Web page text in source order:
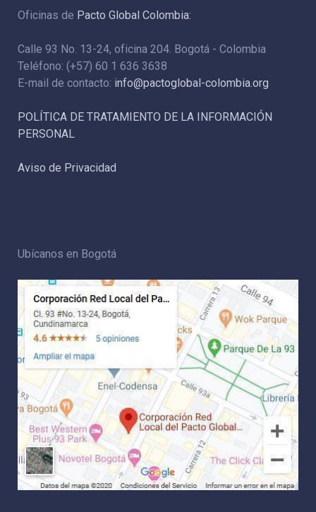
Oficinas de Pacto Global Colombia:
Calle 93 No. 13-24, oficina 204. Bogotá - Colombia
Teléfono: (+57) 60 1 636 3638
E-mail de contacto: info@pactoglobal-colombia.org
POLÍTICA DE TRATAMIENTO DE LA INFORMACIÓN
PERSONAL
Aviso de Privacidad
Ubícanos en Bogotá